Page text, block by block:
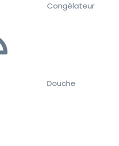
Congélateur
Douche